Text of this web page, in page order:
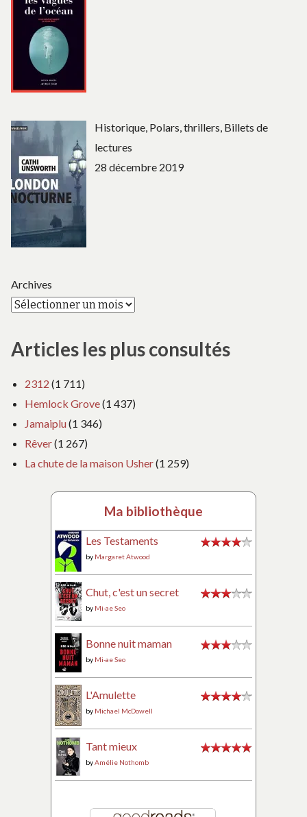
Historique, Polars, thrillers, Billets de
lectures
28 décembre 2019
Archives
Articles les plus consultés
2312 (1 711)
Hemlock Grove(1 437)
Jamaiplu(1 346)
Rêver(1 267)
La chute de la maison Usher(1 259)
Ma bibliothèque
Les Testaments
by Margaret Atwood
Chut, c'est un secret
by Mi-ae Seo
Bonne nuit maman
by Mi-ae Seo
L'Amulette
by Michael McDowell
Tant mieux
byAmélie Nothomb